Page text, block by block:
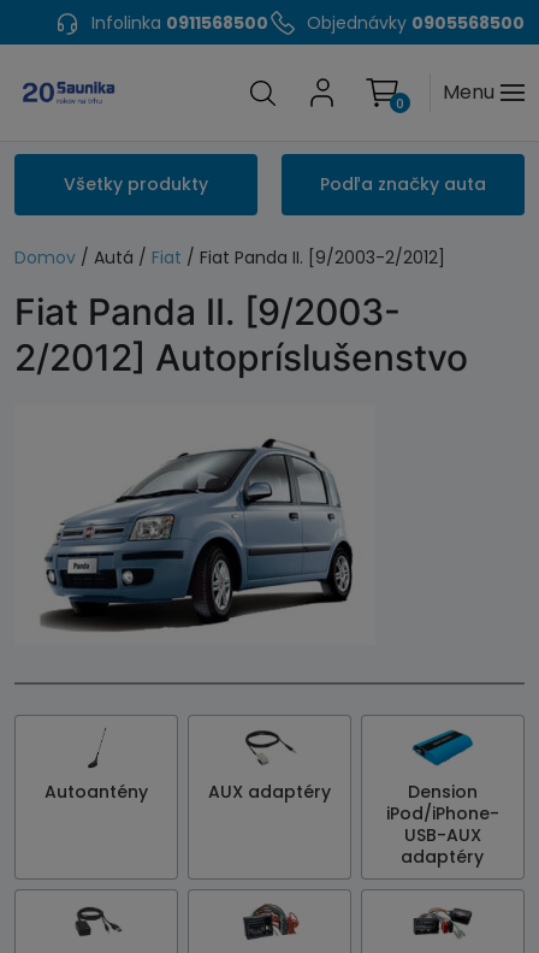
Infolinka 0911568500 Objednávky 0905568500
Menu
0
Všetky produkty Podľa značky auta
Domov / Autá / Fiat / Fiat Panda II. [9/2003-2/2012]
Fiat Panda II. [9/2003-
2/2012] Autopríslušenstvo
Autoantény AUX adaptéry
Dension
iPod/iPhone-
USB-AUX
adaptéry